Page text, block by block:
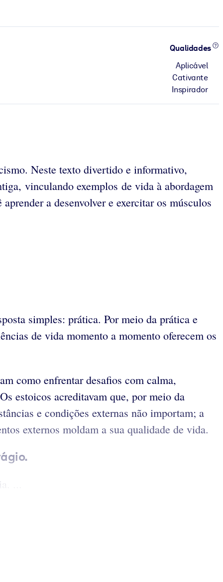
Qualidades
Aplicável
Cativante
Inspirador
Neste texto divertido e informativo,
vinculando exemplos de vida à abordagem
a desenvolver e exercitar os músculos
simples: prática. Por meio da prática e
de vida momento a momento oferecem os
como enfrentar desafios com calma,
estoicos acreditavam que, por meio da
e condições externas não importam; a
externos moldam a sua qualidade de vida.
...